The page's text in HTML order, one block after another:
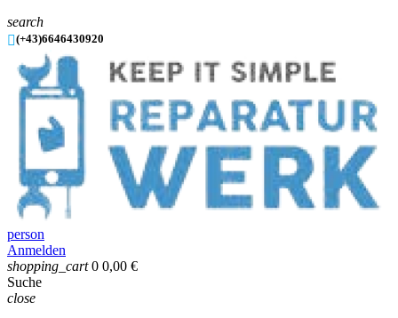
search
(+43)6646430920
person
Anmelden
shopping_cart 0 0,00 €
Suche
close